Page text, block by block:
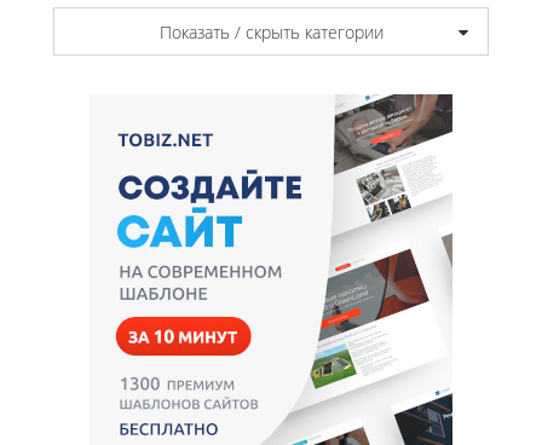
Показать / скрыть категории